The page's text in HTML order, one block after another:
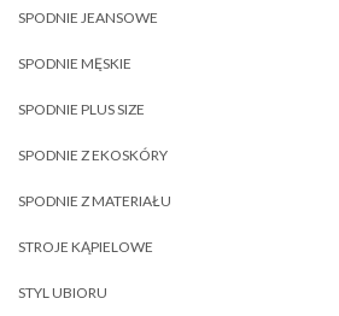
SPODNIE JEANSOWE
SPODNIE MĘSKIE
SPODNIE PLUS SIZE
SPODNIE Z EKOSKÓRY
SPODNIE Z MATERIAŁU
STROJE KĄPIELOWE
STYL UBIORU